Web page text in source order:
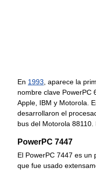
En 1993 , aparece la
nombre clave PowerPC
Apple, IBM y Motorola.
desarrollaron el
bus del Motorola 88110.
PowerPC 7447
El PowerPC 7447 es un
que fue usado